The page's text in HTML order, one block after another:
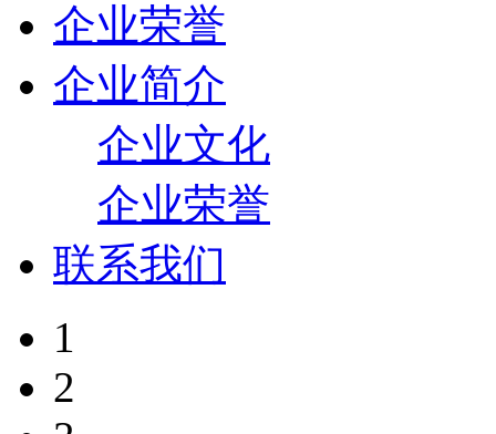
企业荣誉
企业简介
企业文化
企业荣誉
联系我们
1
2